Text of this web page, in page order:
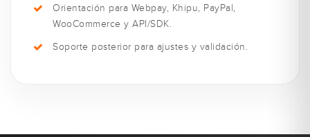
Orientación para Webpay, Khipu, PayPal,
WooCommerce y API/SDK.
Soporte posterior para ajustes y validación.